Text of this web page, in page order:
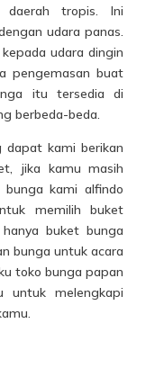
tropis. Ini
udara panas.
udara dingin
pengemasan buat
itu tersedia di
berbeda-beda.
dapat kami berikan
jika kamu masih
kami alfindo
memilih buket
buket bunga
bunga untuk acara
toko bunga papan
untuk melengkapi